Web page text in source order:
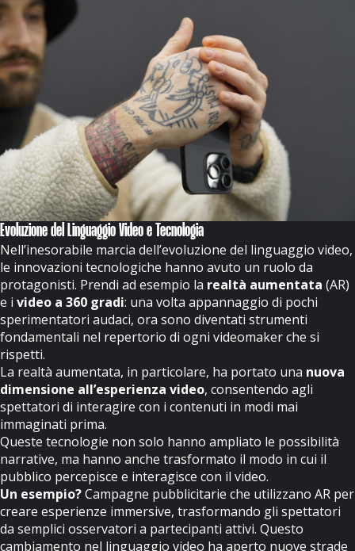
Evoluzione del Linguaggio Video e Tecnologia
Nell’inesorabile marcia dell’evoluzione del linguaggio video,
le innovazioni tecnologiche hanno avuto un ruolo da
protagonisti. Prendi ad esempio la realtà aumentata (AR)
e i video a 360 gradi: una volta appannaggio di pochi
sperimentatori audaci, ora sono diventati strumenti
fondamentali nel repertorio di ogni videomaker che si
rispetti.
La realtà aumentata, in particolare, ha portato una nuova
dimensione all’esperienza video, consentendo agli
spettatori di interagire con i contenuti in modi mai
immaginati prima.
Queste tecnologie non solo hanno ampliato le possibilità
narrative, ma hanno anche trasformato il modo in cui il
pubblico percepisce e interagisce con il video.
Un esempio?Campagne pubblicitarie che utilizzano AR per
creare esperienze immersive, trasformando gli spettatori
da semplici osservatori a partecipanti attivi. Questo
cambiamento nel linguaggio video ha aperto nuove strade